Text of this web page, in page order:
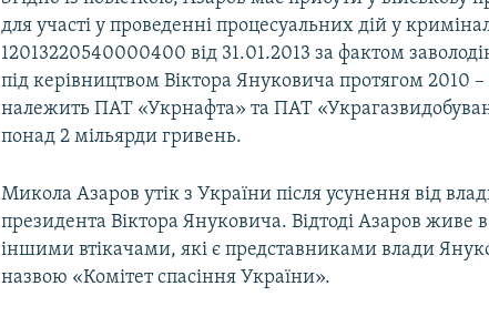
для участі у проведенні процесуальних дій у
12013220540000400 від 31.01.2013 за фактом
під керівництвом Віктора Януковича протягом 2010
належить ПАТ «Укрнафта» та ПАТ
понад 2 мільярди гривень.
Микола Азаров утік з України після усунення від
президента Віктора Януковича. Відтоді Азаров живе в
іншими втікачами, які є представниками влади
назвою «Комітет спасіння України».